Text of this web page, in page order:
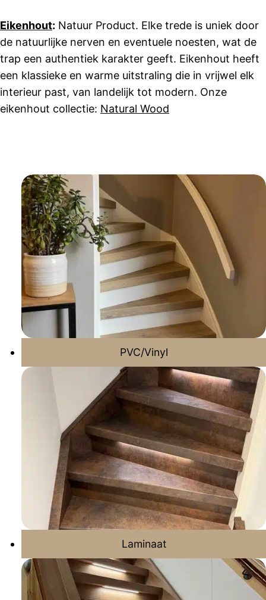
Eikenhout: Natuur Product. Elke trede is uniek door
de natuurlijke nerven en eventuele noesten, wat de
trap een authentiek karakter geeft. Eikenhout heeft
een klassieke en warme uitstraling die in vrijwel elk
interieur past, van landelijk tot modern. Onze
eikenhout collectie: Natural Wood
PVC/Vinyl
Laminaat